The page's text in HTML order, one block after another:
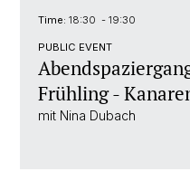
Time: 18:30 - 19:30
PUBLIC EVENT
Frühling -
mit Nina Dubach